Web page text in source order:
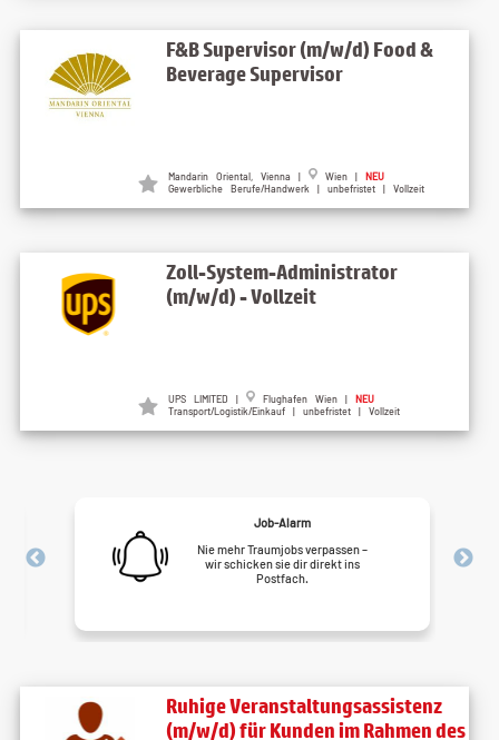
F&B Supervisor (m/w/d) Food &
Beverage Supervisor
Mandarin Oriental, Vienna | Wien | NEU
Gewerbliche Berufe/Handwerk | unbefristet | Vollzeit
Zoll-System-Administrator
(m/w/d) - Vollzeit
UPS LIMITED | Flughafen Wien | NEU
Transport/Logistik/Einkauf | unbefristet | Vollzeit
Job-Alarm
Nie mehr Traumjobs verpassen –
wir schicken sie dir direkt ins
Postfach.
Ruhige Veranstaltungsassistenz
(m/w/d) für Kunden im Rahmen des